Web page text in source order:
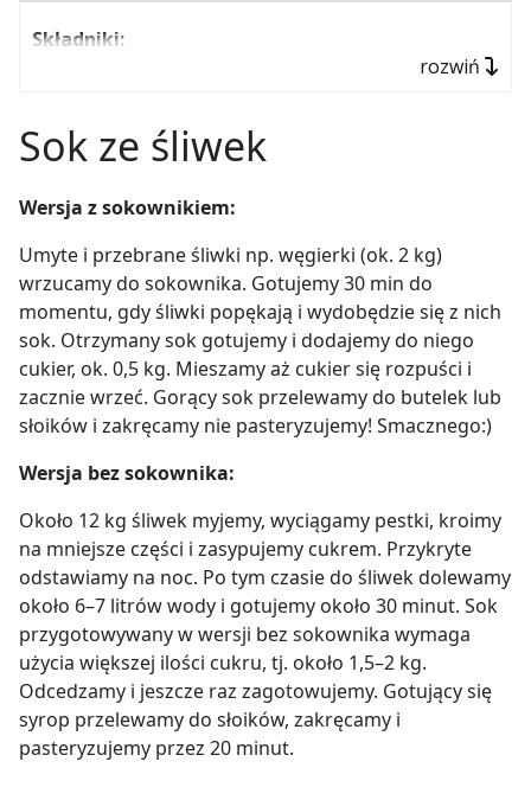
Składniki:
cukier biały lub brązowy
opcjonalnie 1 łyżeczka cynamonu
Sposób wykonania:owoce dokładnie myjemy,
kroimy w połówki i pozbawiamy pestek. Do garnka
nalewamy wody i zagotowujemy. Do gotującej się
wody wrzucamy śliwki i gotujemy około 5 minut, aż
śliwki będą miękkie i oddadzą swój smak. Do tak
sporządzonego kompotu wsypujemy cynamon i
cukier oraz dokładanie mieszamy.
rozwiń
Sok ze śliwek
Wersja z sokownikiem:
Umyte i przebrane śliwki np. węgierki (ok. 2 kg)
wrzucamy do sokownika. Gotujemy 30 min do
momentu, gdy śliwki popękają i wydobędzie się z nich
sok. Otrzymany sok gotujemy i dodajemy do niego
cukier, ok. 0,5 kg. Mieszamy aż cukier się rozpuści i
zacznie wrzeć. Gorący sok przelewamy do butelek lub
słoików i zakręcamy nie pasteryzujemy! Smacznego:)
Wersja bez sokownika:
Około 12 kg śliwek myjemy, wyciągamy pestki, kroimy
na mniejsze części i zasypujemy cukrem. Przykryte
odstawiamy na noc. Po tym czasie do śliwek dolewamy
około 6–7 litrów wody i gotujemy około 30 minut. Sok
przygotowywany w wersji bez sokownika wymaga
użycia większej ilości cukru, tj. około 1,5–2 kg.
Odcedzamy i jeszcze raz zagotowujemy. Gotujący się
syrop przelewamy do słoików, zakręcamy i
pasteryzujemy przez 20 minut.